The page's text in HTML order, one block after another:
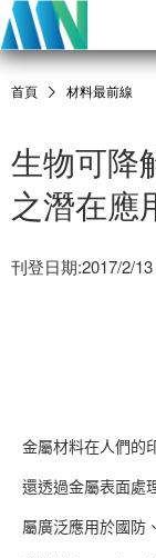
首頁 材料最前線
生物可降
之潛在應
刊登日期:2017/2/13
金屬材料在人們的
還透過金屬表面處
屬廣泛應用於國防